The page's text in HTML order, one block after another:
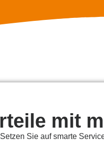
mit
Setzen Sie auf smarte